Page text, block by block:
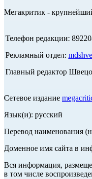
Мегакритик -
Телефон редакции:
Рекламный отдел:
Главный редактор
Сетевое издание
Язык(и): русский
Перевод наименования
Доменное имя сайта в
Вся информация,
в том числе